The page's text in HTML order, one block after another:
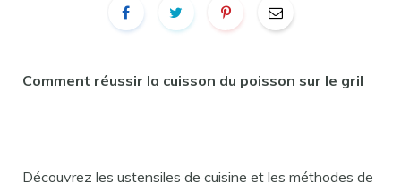
Comment réussir la cuisson du poisson sur le gril
Découvrez les ustensiles de cuisine et les méthodes de